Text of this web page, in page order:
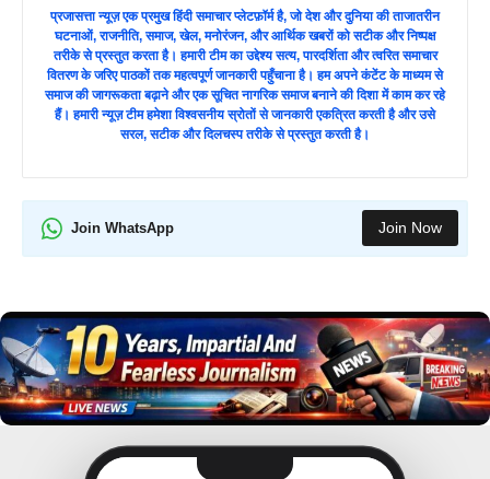
प्रजासत्ता न्यूज़ एक प्रमुख हिंदी समाचार प्लेटफ़ॉर्म है, जो देश और दुनिया की ताजातरीन
घटनाओं, राजनीति, समाज, खेल, मनोरंजन, और आर्थिक खबरों को सटीक और निष्पक्ष
तरीके से प्रस्तुत करता है। हमारी टीम का उद्देश्य सत्य, पारदर्शिता और त्वरित समाचार
वितरण के जरिए पाठकों तक महत्वपूर्ण जानकारी पहुँचाना है। हम अपने कंटेंट के माध्यम से
समाज की जागरूकता बढ़ाने और एक सूचित नागरिक समाज बनाने की दिशा में काम कर रहे
हैं। हमारी न्यूज़ टीम हमेशा विश्वसनीय स्रोतों से जानकारी एकत्रित करती है और उसे
सरल, सटीक और दिलचस्प तरीके से प्रस्तुत करती है।
Join WhatsApp Join Now